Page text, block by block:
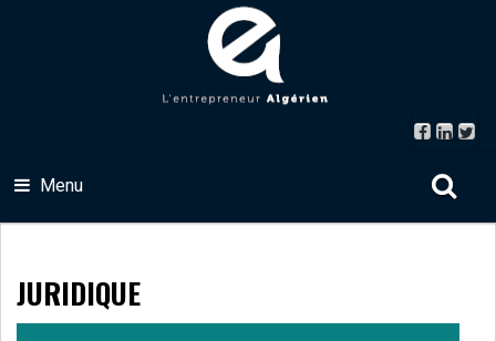
Menu
JURIDIQUE